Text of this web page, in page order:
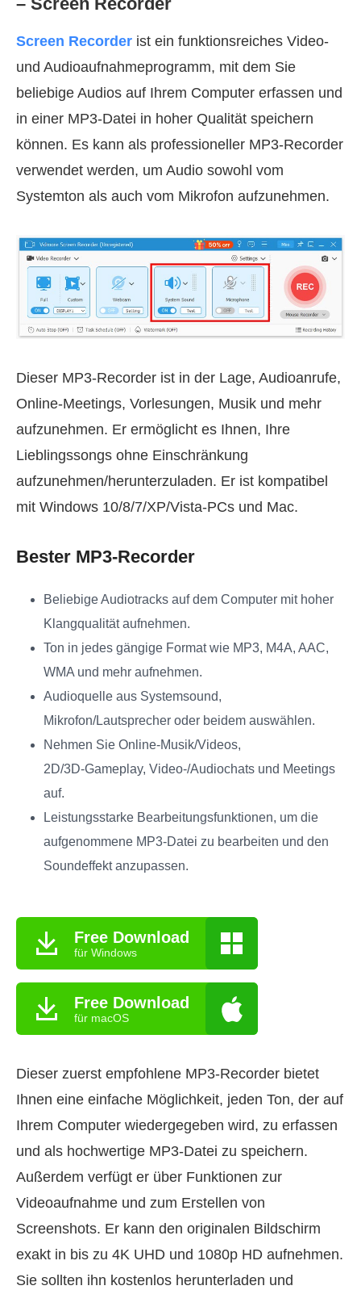
Screen Recorder ist ein funktionsreiches Video‑
und Audioaufnahmeprogramm, mit dem Sie
beliebige Audios auf Ihrem Computer erfassen und
in einer MP3‑Datei in hoher Qualität speichern
können. Es kann als professioneller MP3‑Recorder
verwendet werden, um Audio sowohl vom
Systemton als auch vom Mikrofon aufzunehmen.
Dieser MP3‑Recorder ist in der Lage, Audioanrufe,
Online‑Meetings, Vorlesungen, Musik und mehr
aufzunehmen. Er ermöglicht es Ihnen, Ihre
Lieblingssongs ohne Einschränkung
aufzunehmen/herunterzuladen. Er ist kompatibel
mit Windows 10/8/7/XP/Vista‑PCs und Mac.
Bester MP3‑Recorder
Beliebige Audiotracks auf dem Computer mit hoher
Klangqualität aufnehmen.
Ton in jedes gängige Format wie MP3, M4A, AAC,
WMA und mehr aufnehmen.
Audioquelle aus Systemsound,
Mikrofon/Lautsprecher oder beidem auswählen.
Nehmen Sie Online‑Musik/Videos,
2D/3D‑Gameplay, Video‑/Audiochats und Meetings
auf.
Leistungsstarke Bearbeitungsfunktionen, um die
aufgenommene MP3‑Datei zu bearbeiten und den
Soundeffekt anzupassen.
Free Download
für Windows
Free Download
für macOS
Dieser zuerst empfohlene MP3‑Recorder bietet
Ihnen eine einfache Möglichkeit, jeden Ton, der auf
Ihrem Computer wiedergegeben wird, zu erfassen
und als hochwertige MP3‑Datei zu speichern.
Außerdem verfügt er über Funktionen zur
Videoaufnahme und zum Erstellen von
Screenshots. Er kann den originalen Bildschirm
exakt in bis zu 4K UHD und 1080p HD aufnehmen.
Sie sollten ihn kostenlos herunterladen und